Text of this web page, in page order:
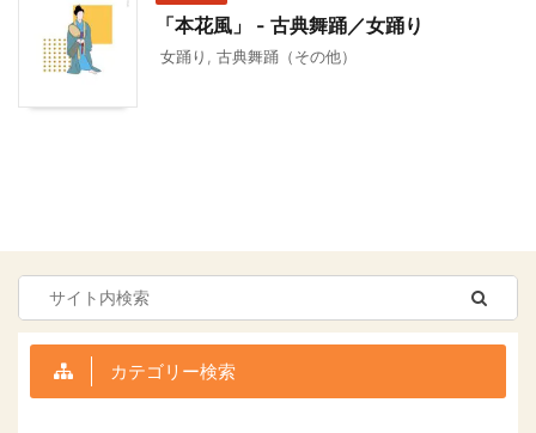
「本花風」 - 古典舞踊／女踊り
女踊り 古典舞踊（その他）
カテゴリー検索